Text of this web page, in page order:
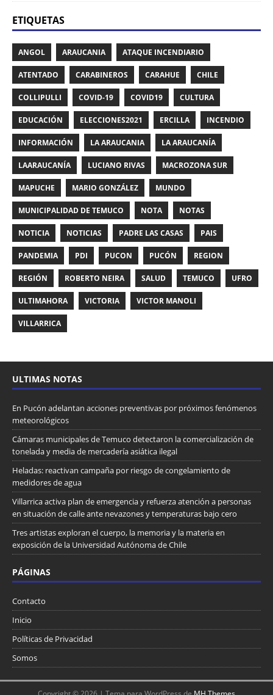
ETIQUETAS
ANGOL ARAUCANIA ATAQUE INCENDIARIO
ATENTADO CARABINEROS CARAHUE CHILE
COLLIPULLI COVID-19 COVID19 CULTURA
EDUCACIÓN ELECCIONES2021 ERCILLA INCENDIO
INFORMACIÓN LA ARAUCANIA LA ARAUCANÍA
LAARAUCANÍA LUCIANO RIVAS MACROZONA SUR
MAPUCHE MARIO GONZÁLEZ MUNDO
MUNICIPALIDAD DE TEMUCO NOTA NOTAS
NOTICIA NOTICIAS PADRE LAS CASAS PAIS
PANDEMIA PDI PUCON PUCÓN REGION
REGIÓN ROBERTO NEIRA SALUD TEMUCO UFRO
ULTIMAHORA VICTORIA VICTOR MANOLI
VILLARRICA
ULTIMAS NOTAS
En Pucón adelantan acciones preventivas por próximos fenómenos
meteorológicos
Cámaras municipales de Temuco detectaron la comercialización de
tonelada y media de mercadería asiática ilegal
Heladas: reactivan campaña por riesgo de congelamiento de
medidores de agua
Villarrica activa plan de emergencia y refuerza atención a personas
en situación de calle ante nevazones y temperaturas bajo cero
Tres artistas exploran el cuerpo, la memoria y la materia en
exposición de la Universidad Autónoma de Chile
PÁGINAS
Contacto
Inicio
Políticas de Privacidad
Somos